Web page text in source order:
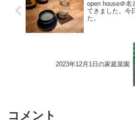
open house＠名
てきました。今
た。
2023年12月1日の家庭菜園
コメント